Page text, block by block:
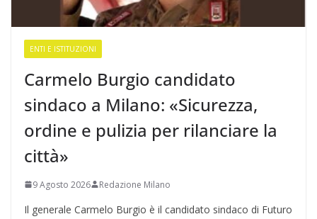
ENTI E ISTITUZIONI
Carmelo Burgio candidato
sindaco a Milano: «Sicurezza,
ordine e pulizia per rilanciare la
città»
9 Agosto 2026 Redazione Milano
Il generale Carmelo Burgio è il candidato sindaco di Futuro